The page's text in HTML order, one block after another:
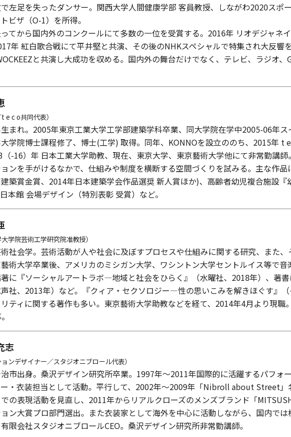
左足を失ったダンサー。関西大学人間健康学部 客員教授、しながわ2020スポ
ビザ（O-1）を所得。
てから国内外のコンクールにて多数の一位を受賞する。2016年 リオデジャネ
年 紅白歌合戦にて平井堅と共演、その後のNHKスペシャルで特集され大反響
と共演し大成功を収める。国内外の舞台だけでなく、テレビ、ラジオ
t e c o共同代表）
まれ。2005年東京工業大学工学部建築学科卒業、同大学院在学中2005-06年
学院博士課程修了、博士(工学) 取得。同年、KONNOを設立ののち、2015年 t
（-16）年 日本工業大学助教、現在、東京大学、東京藝術大学他にて非常勤講
ンを手がけるなかで、仕組みや制度を横断する空間づくりを試みる。主な作
築賞金賞、2014年日本建築学会作品選奨 新人賞ほか)、高齢者幼児複合施設
本館 会場デザイン（特別表彰 受賞）など。
学院芸術工学研究院准教授）
社会学。芸術活動が人や社会に及ぼすプロセスや仕組みに関する研究、また
術大学卒業後、アメリカのミシガン大学、ワシントン大学セントルイス等で
に『ソーシャルアートラボ—地域と社会をひらく』（水曜社、2018年）、著
社、2013年）など。『クィア・セクソロジー—性の思いこみを解きほぐす』
ティに関する著作も多い。東京藝術大学助教などを経て、2014年4月より現
志
ョンデザイナー／スタジオニブロール代表）
市出身。桑沢デザイン研究所卒業。1997年～2011年国際的に活躍するパフォ
・衣装担当として活動。平行して、2002年～2009年「Nibroll about Street
の表現活動を見直し、2011年からリアルクローズのメンズブランド「
ン大賞プロ部門選出。また衣装家として海外を中心に活動しながら、国内で
限会社スタジオニブロールCEO。桑沢デザイン研究所非常勤講師。